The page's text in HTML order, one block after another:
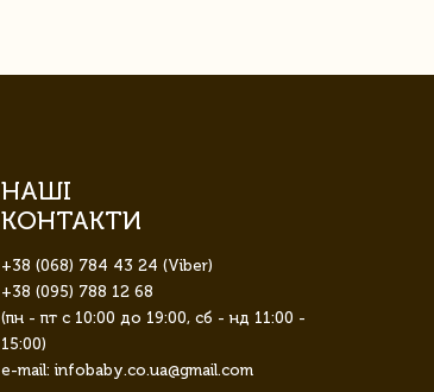
НАШІ
КОНТАКТИ
+38 (068) 784 43 24 (Viber)
+38 (095) 788 12 68
(пн - пт с 10:00 до 19:00, сб - нд 11:00 -
15:00)
e-mail: infobaby.co.ua@gmail.com